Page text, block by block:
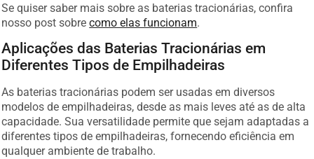
Se quiser saber mais sobre as baterias tracionárias, confira
nosso post sobrecomo elas funcionam.
Aplicações das Baterias Tracionárias em
Diferentes Tipos de Empilhadeiras
As baterias tracionárias podem ser usadas em diversos
modelos de empilhadeiras, desde as mais leves até as de alta
capacidade. Sua versatilidade permite que sejam adaptadas a
diferentes tipos de empilhadeiras, fornecendo eficiência em
qualquer ambiente de trabalho.